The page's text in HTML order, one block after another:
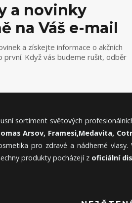
a novinky
na Váš e-mail
a získejte informace o akčních
první. Když vás budeme rušit, odběr
sortiment světových
Arsov, Framesi,Medavita,
pro zdravé a nádherné
produkty pocházejí z oficiální